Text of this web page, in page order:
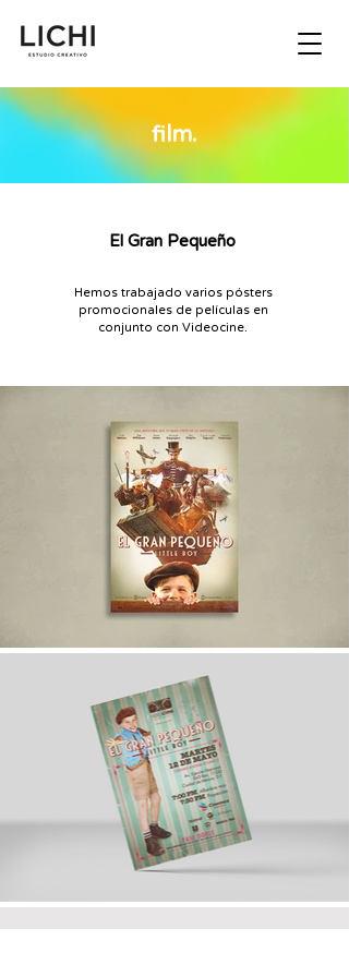
film.
El Gran Pequeño
Hemos trabajado varios pósters
promocionales de películas en
conjunto con Videocine.